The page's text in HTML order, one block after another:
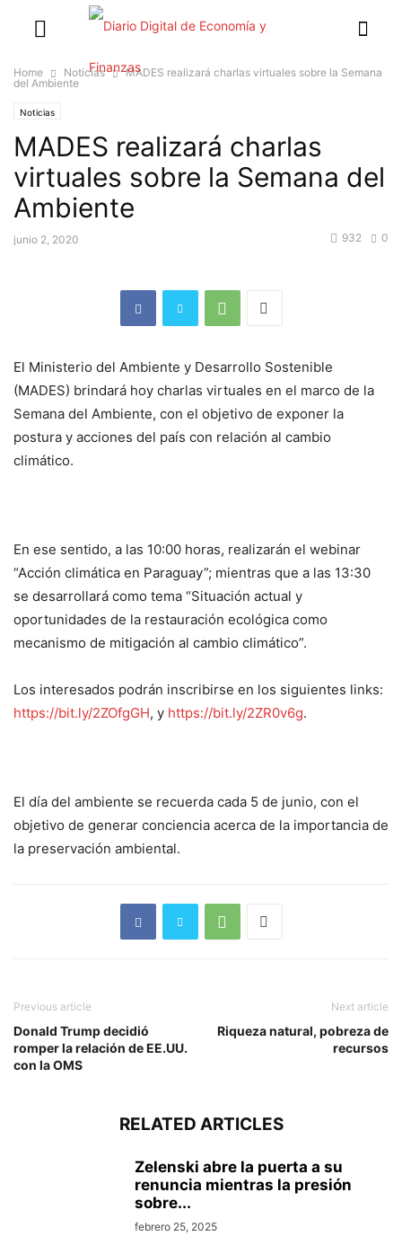
Home Noticias
MADES realizará charlas virtuales sobre la Semana
del Ambiente
Noticias
MADES realizará charlas
virtuales sobre la Semana del
Ambiente
junio 2, 2020 0
932
El Ministerio del Ambiente y Desarrollo Sostenible
(MADES) brindará hoy charlas virtuales en el marco de la
Semana del Ambiente, con el objetivo de exponer la
postura y acciones del país con relación al cambio
climático.
En ese sentido, a las 10:00 horas, realizarán el webinar
“Acción climática en Paraguay”; mientras que a las 13:30
se desarrollará como tema “Situación actual y
oportunidades de la restauración ecológica como
mecanismo de mitigación al cambio climático”.
Los interesados podrán inscribirse en los siguientes links:
https://bit.ly/2ZOfgGH, y https://bit.ly/2ZR0v6g.
El día del ambiente se recuerda cada 5 de junio, con el
objetivo de generar conciencia acerca de la importancia de
la preservación ambiental.
Previous article
Donald Trump decidió
romper la relación de EE.UU.
con la OMS
Next article
Riqueza natural, pobreza de
recursos
RELATED ARTICLES
Zelenski abre la puerta a su
renuncia mientras la presión
sobre...
febrero 25, 2025